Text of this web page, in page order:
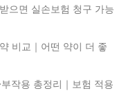
으면 실손보험 청구 가능
비교｜어떤 약이 더 좋
부작용 총정리｜보험 적용